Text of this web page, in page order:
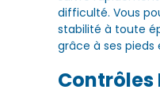
difficulté. Vous
stabilité à toute
grâce à ses